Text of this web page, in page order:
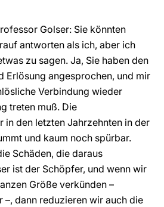
Golser: Sie könnten
antworten als ich, aber ich
zu sagen. Ja, Sie haben den
Erlösung angesprochen, und mir
Verbindung wieder
treten muß. Die
in den letzten Jahrzehnten in der
und kaum noch spürbar.
Schäden, die daraus
ist der Schöpfer, und wenn wir
Größe verkünden –
–, dann reduzieren wir auch die